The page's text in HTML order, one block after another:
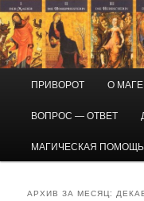
Перейти
к
основному
содержимому
Перейти
к
дополнительному
содержимому
Приворот
Маг Виктор
ПРИВОРОТ О МАГЕ
ВОПРОС — ОТВЕТ
МАГИЧЕСКАЯ ПОМОЩЬ
АРХИВ ЗА МЕСЯЦ: